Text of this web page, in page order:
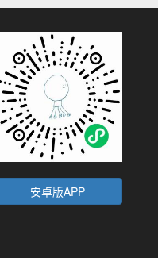
安卓版APP